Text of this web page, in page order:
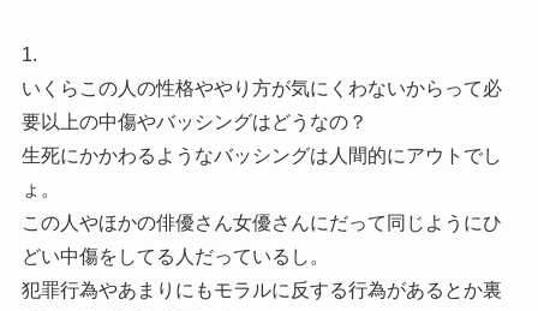
1.
いくらこの人の性格ややり方が気にくわないからって必
要以上の中傷やバッシングはどうなの？
生死にかかわるようなバッシングは人間的にアウトでし
ょ。
この人やほかの俳優さん女優さんにだって同じようにひ
どい中傷をしてる人だっているし。
犯罪行為やあまりにもモラルに反する行為があるとか裏